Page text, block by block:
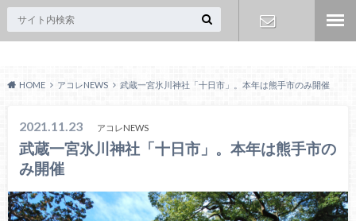
HOME アコレNEWS 武蔵一宮氷川神社「十日市」。本年は熊手市のみ開催
2021.11.23 アコレNEWS
武蔵一宮氷川神社「十日市」。本年は熊手市の
み開催